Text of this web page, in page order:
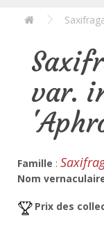
var.
Famille :
Nom
Prix des